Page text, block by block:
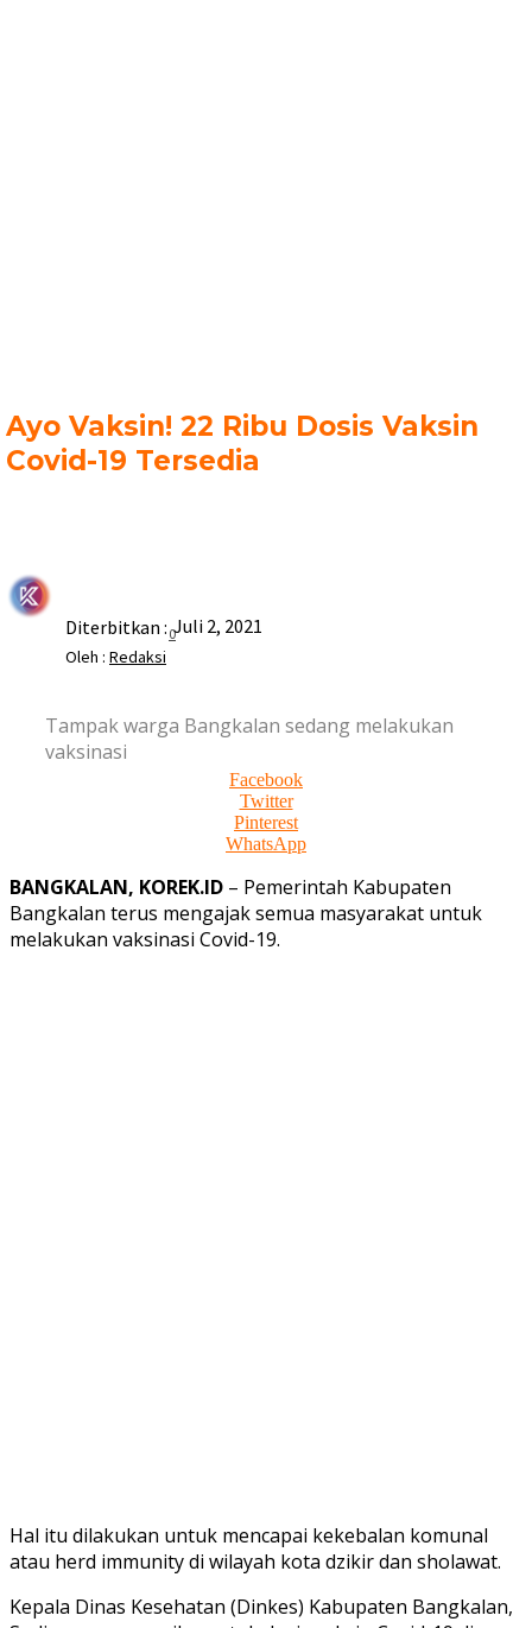
Ayo Vaksin! 22 Ribu Dosis Vaksin
Covid-19 Tersedia
Oleh : Redaksi
0
Diterbitkan : Juli 2, 2021
Tampak warga Bangkalan sedang melakukan
vaksinasi
Facebook
Twitter
Pinterest
WhatsApp
BANGKALAN, KOREK.ID – Pemerintah Kabupaten
Bangkalan terus mengajak semua masyarakat untuk
melakukan vaksinasi Covid-19.
Hal itu dilakukan untuk mencapai kekebalan komunal
atau herd immunity di wilayah kota dzikir dan sholawat.
Kepala Dinas Kesehatan (Dinkes) Kabupaten Bangkalan,